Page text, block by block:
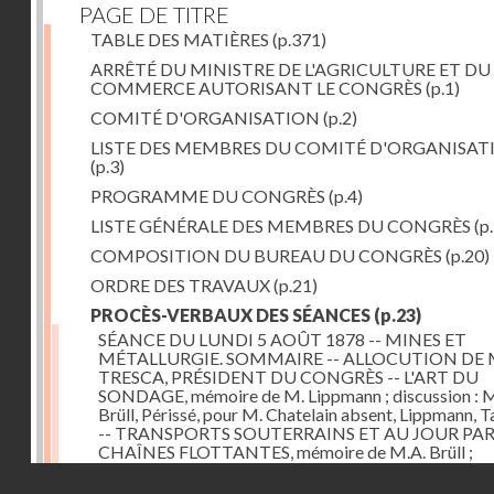
PAGE DE TITRE
TABLE DES MATIÈRES (p.371)
ARRÊTÉ DU MINISTRE DE L'AGRICULTURE ET DU
COMMERCE AUTORISANT LE CONGRÈS (p.1)
COMITÉ D'ORGANISATION (p.2)
LISTE DES MEMBRES DU COMITÉ
(p.3)
PROGRAMME DU CONGRÈS (p.4)
LISTE GÉNÉRALE DES MEMBRES DU CONGRÈS
COMPOSITION DU BUREAU DU CONGRÈS (p.20)
ORDRE DES TRAVAUX(p.21)
PROCÈS-VERBAUX DES SÉANCES (p.23)
SÉANCE DU LUNDI 5 AOÛT 1878 -- MINES ET
MÉTALLURGIE. SOMMAIRE -- ALLOCUTION DE
TRESCA, PRÉSIDENT DU CONGRÈS -- L'ART DU
SONDAGE, mémoire de M. Lippmann ; discussion :
Brüll, Périssé, pour M. Chatelain absent, Lippmann,
-- TRANSPORTS SOUTERRAINS ET AU JOUR PAR
CHAÎNES FLOTTANTES, mémoire de M.A. Brüll ;
observations de M. Mékarsky(p.23)